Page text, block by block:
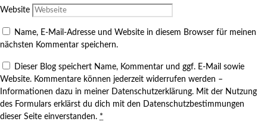
Website
Name, E-Mail-Adresse und Website in diesem Browser für meinen
nächsten Kommentar speichern.
Dieser Blog speichert Name, Kommentar und ggf. E-Mail sowie
Website. Kommentare können jederzeit widerrufen werden –
Informationen dazu in meiner Datenschutzerklärung. Mit der Nutzung
des Formulars erklärst du dich mit den Datenschutzbestimmungen
dieser Seite einverstanden. *